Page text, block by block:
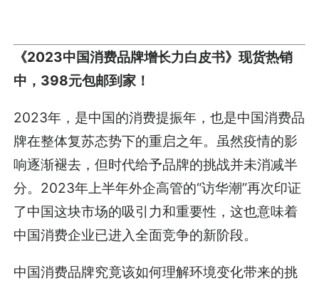
《2023中国消费品牌增长力白皮书》现货热销
中，398元包邮到家！
2023年，是中国的消费提振年，也是中国消费品
牌在整体复苏态势下的重启之年。虽然疫情的影
响逐渐褪去，但时代给予品牌的挑战并未消减半
分。2023年上半年外企高管的“访华潮”再次印证
了中国这块市场的吸引力和重要性，这也意味着
中国消费企业已进入全面竞争的新阶段。
中国消费品牌究竟该如何理解环境变化带来的挑